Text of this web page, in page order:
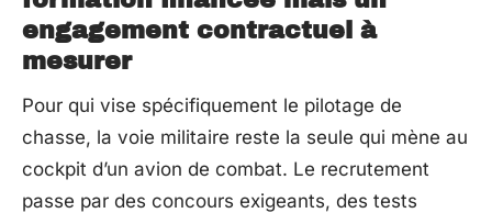
engagement contractuel à
mesurer
Pour qui vise spécifiquement le pilotage de
chasse, la voie militaire reste la seule qui mène au
cockpit d’un avion de combat. Le recrutement
passe par des concours exigeants, des tests